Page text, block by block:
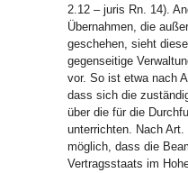
2.12 – juris Rn. 14).
Übernahmen, die
geschehen, sieht
gegenseitige
vor. So ist etwa nach
dass sich die
über die für die
unterrichten. Nach
möglich, dass die
Vertragsstaats im